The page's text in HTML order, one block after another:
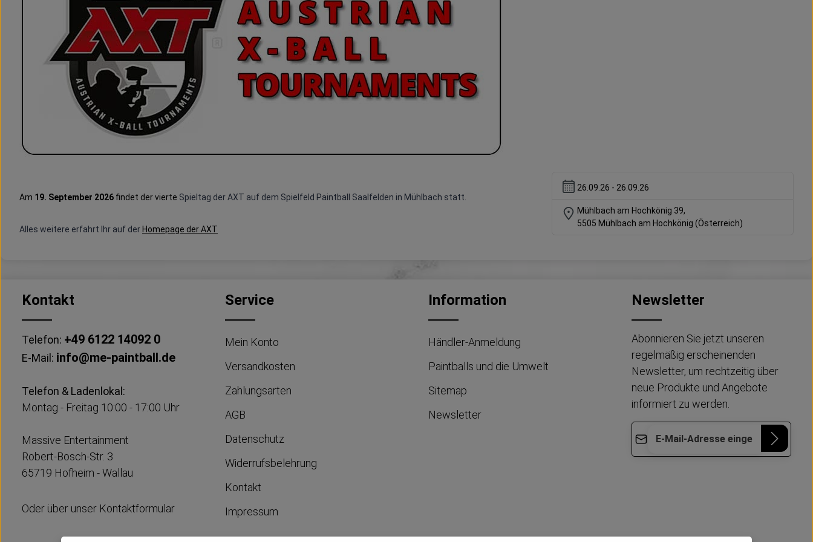
Am 19. September 2026 findet der vierte Spieltag der AXT auf dem Spielfeld Paintball Saalfelden in Mühlbach statt
A lles weitere erfahrt Ihr auf der Homepage der AXT
26.09.26 - 26.09.26
Mühlbach am Hochkönig 39,
5505 Mühlbach am Hochkönig (Österreich)
Kontakt
Telefon: +49 6122 14092 0
E-Mail: info@me-paintball.de
Telefon & Ladenlokal:
Montag - Freitag 10:00 - 17:00 Uhr
Massive Entertainment
Robert-Bosch-Str. 3
65719 Hofheim - Wallau
Oder über unser Kontaktformular
Service
Mein Konto
Versandkosten
Zahlungsarten
AGB
Datenschutz
Widerrufsbelehrung
Kontakt
Impressum
Information
Händler-Anmeldung
Paintballs und die Umwelt
Sitemap
Newsletter
Newsletter
Abonnieren Sie jetzt unseren
regelmäßig erscheinenden
Newsletter, um rechtzeitig über
neue Produkte und Angebote
informiert zu werden.
einverstanden.*